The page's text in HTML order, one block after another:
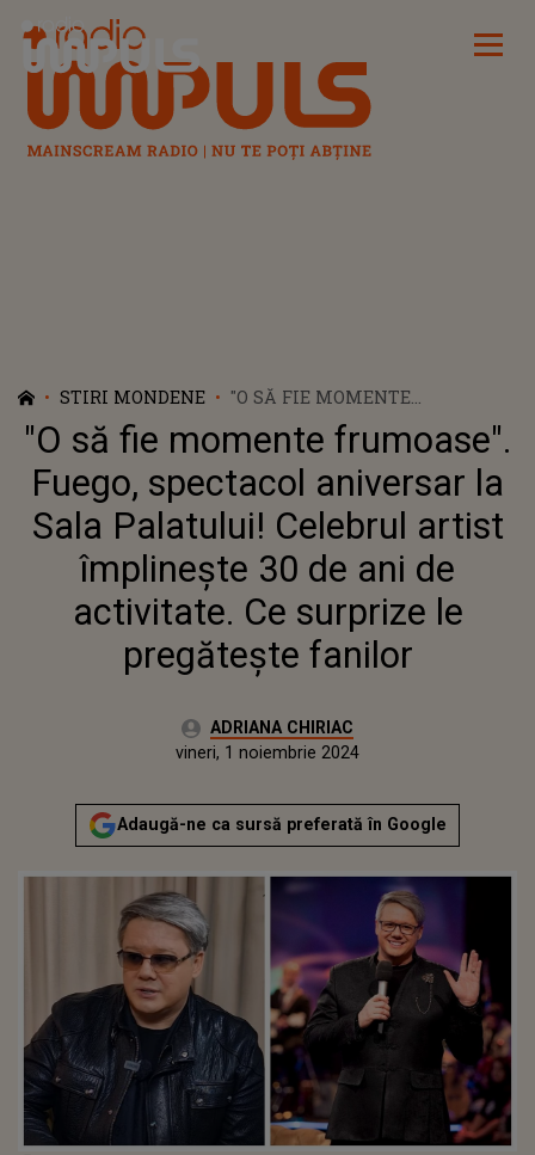
Radio Impuls
STIRI MONDENE
"O SĂ FIE MOMENTE
FRUMOASE". FUEGO, SPECTACOL
ANIVERSAR LA SALA
PALATULUI! CELEBRUL ARTIST
ÎMPLINEȘTE 30 DE ANI DE
ACTIVITATE. CE SURPRIZE LE
"O să fie momente frumoase".
Fuego, spectacol aniversar la
Sala Palatului! Celebrul artist
împlinește 30 de ani de
activitate. Ce surprize le
pregătește fanilor
Autor:ADRIANA CHIRIAC
miercuri, 1 noiembrie 2023Actualizat:
vineri, 1 noiembrie 2024
Adaugă-ne ca sursă preferată în Google